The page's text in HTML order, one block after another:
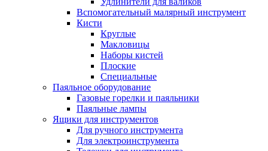
Вспомогательный малярный инструмент
Кисти
Круглые
Макловицы
Наборы кистей
Плоские
Специальные
Паяльное оборудование
Газовые горелки и паяльники
Паяльные лампы
Ящики для инструментов
Для ручного инструмента
Для электроинструмента